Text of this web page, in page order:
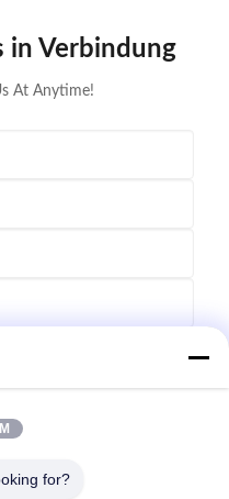
in Verbindung
At Anytime!
Sie for?